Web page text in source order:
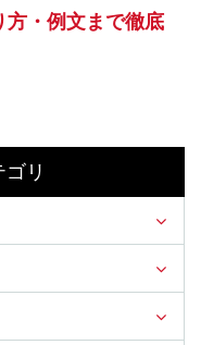
方・例文まで徹底
リ